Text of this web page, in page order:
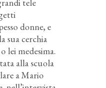
tele
donne, e
sua cerchia
lei medesima.
alla scuola
a Mario